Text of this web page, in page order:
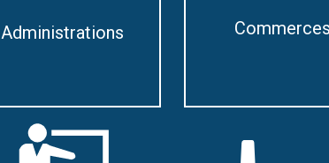
Administrations Commerces